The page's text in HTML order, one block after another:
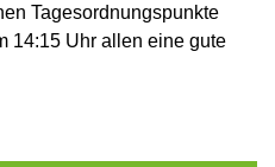
Tagesordnungspunkte
14:15 Uhr allen eine gute